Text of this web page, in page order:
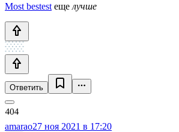
Most bestest еще лучше
Ответить
amarao27 ноя 2021 в 17:20